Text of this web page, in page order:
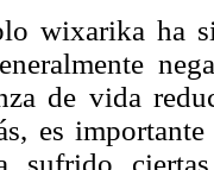
wixarika ha
de vida
es